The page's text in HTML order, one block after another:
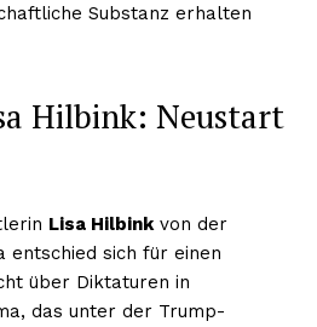
Substanz erhalten
Hilbink: Neustart
Lisa Hilbinkvon der
entschied sich für einen
über Diktaturen in
das unter der Trump-